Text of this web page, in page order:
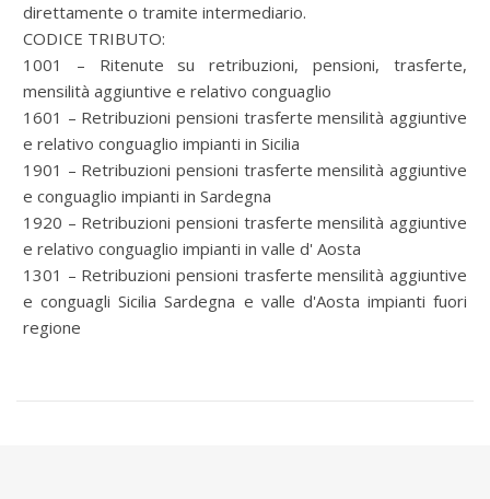
direttamente o tramite intermediario.
CODICE TRIBUTO:
1001 – Ritenute su retribuzioni, pensioni, trasferte,
mensilità aggiuntive e relativo conguaglio
1601 – Retribuzioni pensioni trasferte mensilità aggiuntive
e relativo conguaglio impianti in Sicilia
1901 – Retribuzioni pensioni trasferte mensilità aggiuntive
e conguaglio impianti in Sardegna
1920 – Retribuzioni pensioni trasferte mensilità aggiuntive
e relativo conguaglio impianti in valle d' Aosta
1301 – Retribuzioni pensioni trasferte mensilità aggiuntive
e conguagli Sicilia Sardegna e valle d'Aosta impianti fuori
regione